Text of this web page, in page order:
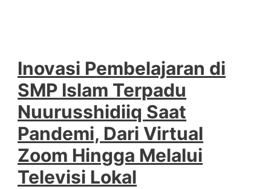
Inovasi Pembelajaran di
SMP Islam Terpadu
Nuurusshidiiq Saat
Pandemi, Dari Virtual
Zoom Hingga Melalui
Televisi Lokal